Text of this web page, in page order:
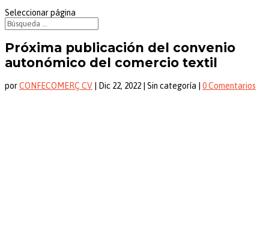
Seleccionar página
Próxima publicación del convenio
autonómico del comercio textil
porCONFECOMERÇ CV Dic 22, 2022 | Sin categoría | 0 Comentarios